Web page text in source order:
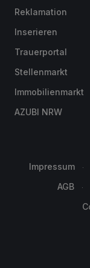
Reklamation
Inserieren
Trauerportal
Stellenmarkt
Immobilienmarkt
AZUBI NRW
Impressum
AGB